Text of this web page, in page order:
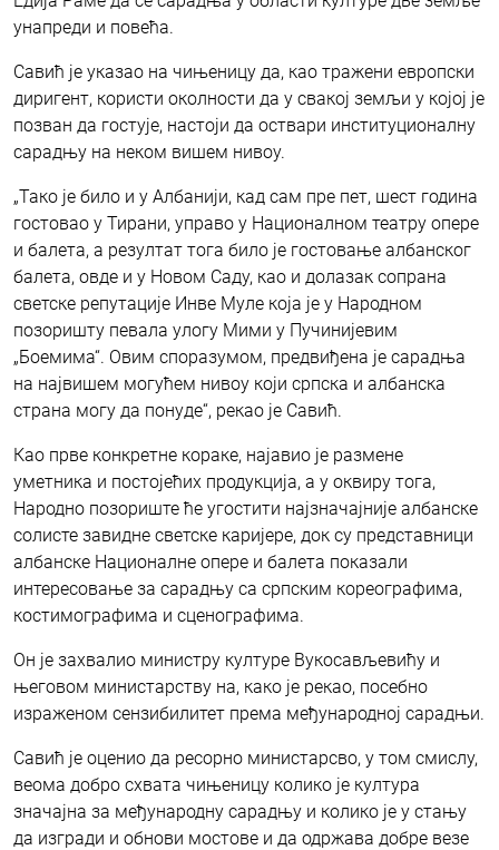
унапреди и повећа.
Савић је указао на чињеницу да, као тражени европски
диригент, користи околности да у свакој земљи у којој је
позван да гостује, настоји да оствари институционалну
сарадњу на неком вишем нивоу.
„Тако је било и у Албанији, кад сам пре пет, шест година
гостовао у Тирани, управо у Националном театру опере
и балета, а резултат тога било је гостовање албанског
балета, овде и у Новом Саду, као и долазак сопрана
светске репутације Инве Муле која је у Народном
позоришту певала улогу Мими у Пучинијевим
„Боемима“. Овим споразумом, предвиђена је сарадња
на највишем могућем нивоу који српска и албанска
страна могу да понуде“, рекао је Савић.
Као прве конкретне кораке, најавио је размене
уметника и постојећих продукција, а у оквиру тога,
Народно позориште ће угостити најзначајније албанске
солисте завидне светске каријере, док су представници
албанске Националне опере и балета показали
интересовање за сарадњу са српским кореографима,
костимографима и сценографима.
Он je захвалио министру културе Вукосављевићу и
његовом министарству на, како је рекао, посебно
израженом сензибилитет према међународној сарадњи.
Савић је оценио да ресорно министарсво, у том смислу,
веома добро схвата чињеницу колико је култура
значајна за међународну сарадњу и колико је у стању
да изгради и обнови мостове и да одржава добре везе